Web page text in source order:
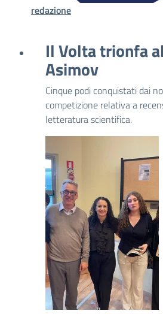
redazione
Il Volta trionfa
Asimov
Cinque podi conquistati dai
competizione relativa a
letteratura scientifica.